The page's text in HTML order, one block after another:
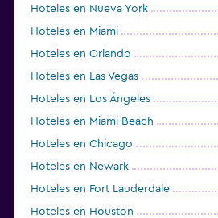
Hoteles en Nueva York
Hoteles en Miami
Hoteles en Orlando
Hoteles en Las Vegas
Hoteles en Los Ángeles
Hoteles en Miami Beach
Hoteles en Chicago
Hoteles en Newark
Hoteles en Fort Lauderdale
Hoteles en Houston